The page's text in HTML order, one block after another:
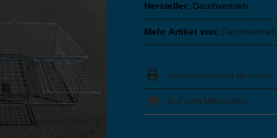
Hersteller: Dauthvertrieb
Mehr Artikel von: Dauthvertrieb
Artikeldatenblatt drucken